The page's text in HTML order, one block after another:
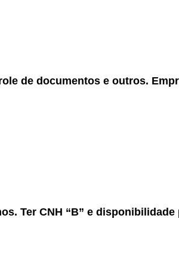
de documentos e outros.
. Ter CNH “B” e disponibilidade